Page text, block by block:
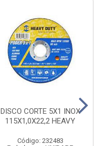
DISCO CORTE 5X1 INOX
115X1,0X22,2 HEAVY
Código: 232483